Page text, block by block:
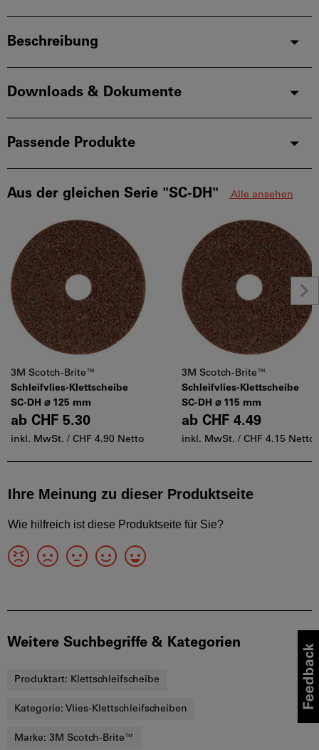
Beschreibung
Downloads & Dokumente
Passende Produkte
Aus der gleichen Serie "SC-DH" Alle ansehen
3M Scotch-Brite™
Schleifvlies-Klettscheibe
SC-DH ⌀ 125 mm
ab CHF 5.30
inkl. MwSt. / CHF 4.90 Netto
3M Scotch-Brite™
Schleifvlies-Klettscheibe
SC-DH ⌀ 115 mm
ab CHF 4.49
inkl. MwSt. / CHF 4.15 Netto
Weitere Suchbegriffe & Kategorien
Produktart: Klettschleifscheibe
Kategorie: Vlies-Klettschleifscheiben
Marke: 3M Scotch-Brite™